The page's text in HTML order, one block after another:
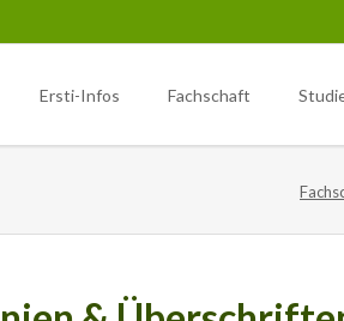
Ersti-Infos
Erstifahrt
Fachschaft
Newsletter
2. Semester
Lab rotations